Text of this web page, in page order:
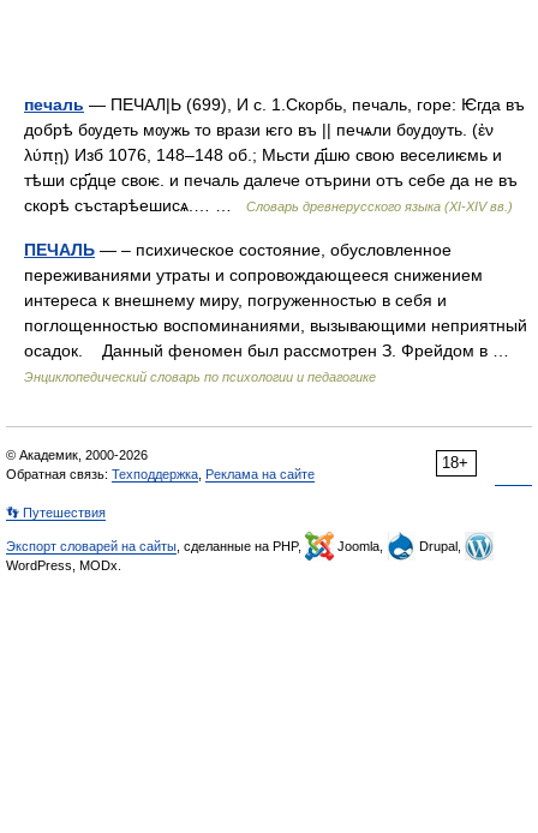
печаль — ПЕЧАЛ|Ь (699), И с. 1.Скорбь, печаль, горе: Ѥгда въ
добрѣ бѹдеть мѹжь то врази ѥго въ || печѧли бѹдѹть. (ἐν
λύπῃ) Изб 1076, 148–148 об.; Мьсти д҃шю свою веселиѥмь и
тѣши ср҃дце своѥ. и печаль далече отърини отъ себе да не въ
скорѣ състарѣешисѧ.… …
Словарь древнерусского языка (XI-XIV вв.)
ПЕЧАЛЬ — – психическое состояние, обусловленное
переживаниями утраты и сопровождающееся снижением
интереса к внешнему миру, погруженностью в себя и
поглощенностью воспоминаниями, вызывающими неприятный
осадок. Данный феномен был рассмотрен З. Фрейдом в …
Энциклопедический словарь по психологии и педагогике
18+
© Академик, 2000-2026
Обратная связь: Техподдержка Реклама на сайте
👣 Путешествия
Экспорт словарей на сайты , сделанные на PHP, Joomla,
Drupal,
WordPress, MODx.